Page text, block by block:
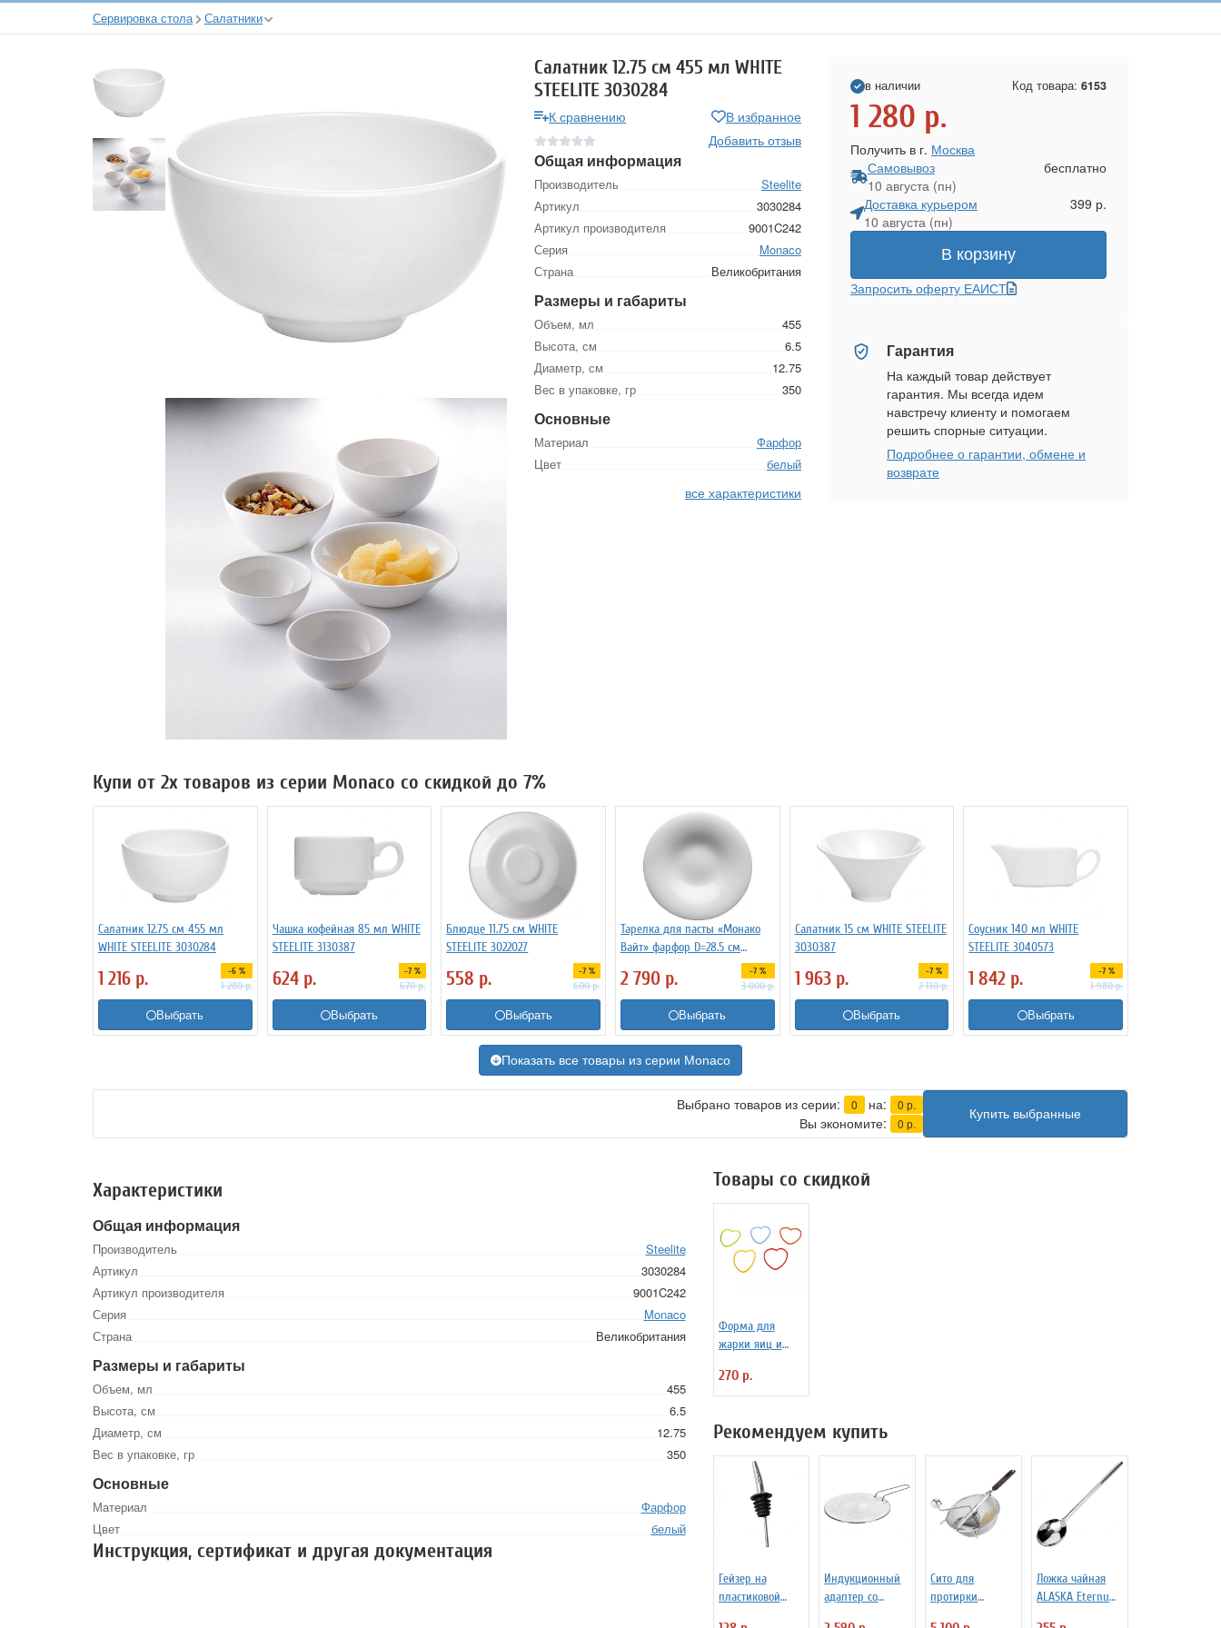
Сервировка стола Салатники
Салатник 12.75 см 455 мл WHITE
STEELITE 3030284
К сравнению
В избранное
Добавить отзыв
Общая информация
Производитель
Steelite
Артикул
3030284
Артикул производителя
9001C242
Серия
Monaco
Страна
Великобритания
Размеры и габариты
Объем, мл
455
Высота, см
6.5
Диаметр, см
12.75
Вес в упаковке, гр
350
Основные
Материал
Фарфор
Цвет
белый
все характеристики
в наличии Код товара: 6153
1 280 р.
Получить в г. Москва
Самовывоз
10 августа (пн)
бесплатно
Доставка курьером
10 августа (пн)
399 р.
В корзину
Запросить оферту ЕАИСТ
Гарантия
На каждый товар действует
гарантия. Мы всегда идем
навстречу клиенту и помогаем
решить спорные ситуации.
Подробнее о гарантии, обмене и
возврате
Купи от 2х товаров из серии Monaco со скидкой до 7%
Салатник 12.75 см 455 мл
WHITE STEELITE 3030284
1 216 р. -6 %
1 280р.
Выбрать
Чашка кофейная 85 мл WHITE
STEELITE 3130387
624 р. -7 %
670р.
Выбрать
Блюдце 11.75 см WHITE
STEELITE 3022027
558 р. -7 %
600р.
Выбрать
Тарелка для пасты «Монако
Вайт» фарфор D=28.5 см
2 790 р. -7 %
3 000р.
Выбрать
Салатник 15 см WHITE STEELITE
3030387
1 963 р. -7 %
2 110р.
Выбрать
Соусник 140 мл WHITE
STEELITE 3040573
1 842 р. -7 %
1 980р.
Выбрать
Показать все товары из серии Monaco
Выбрано товаров из серии: 0 на: 0 р.
Вы экономите: 0 р.
Купить выбранные
Характеристики
Общая информация
Производитель
Steelite
Артикул
3030284
Артикул производителя
9001C242
Серия
Monaco
Страна
Великобритания
Размеры и габариты
Объем, мл
455
Высота, см
6.5
Диаметр, см
12.75
Вес в упаковке, гр
350
Основные
Материал
Фарфор
Цвет
белый
Инструкция, сертификат и другая документация
Товары со скидкой
Форма для
жарки яиц и
силиконовая
Любовь
270 р.
Рекомендуем купить
Гейзер на
пластиковой
Индукционный
адаптер со
Сито для
протирки
Ложка чайная
ALASKA Eternum